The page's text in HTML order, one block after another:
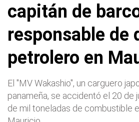
capitán de
responsable de
petrolero en
El "MV Wakashio", un carguero
panameña, se accidentó el 20 de
de mil toneladas de combustible